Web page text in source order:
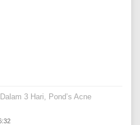
3 Hari, Pond’s Acne